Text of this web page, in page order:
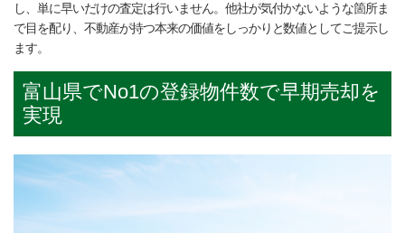
し、単に早いだけの査定は行いません。他社が気付かないような箇所ま
で目を配り、不動産が持つ本来の価値をしっかりと数値としてご提示し
ます。
富山県でNo1の登録物件数で早期売却を
実現